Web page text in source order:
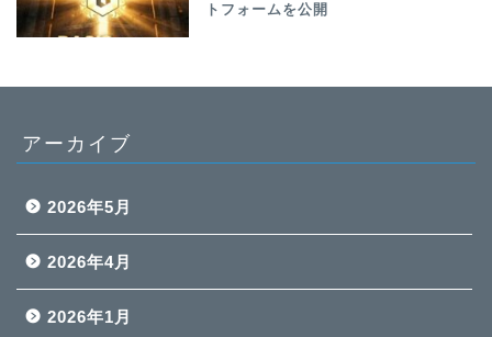
トフォームを公開
アーカイブ
2026年5月
2026年4月
2026年1月